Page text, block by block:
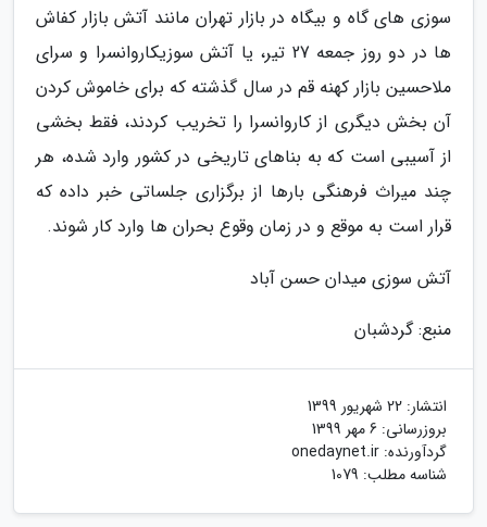
سوزی های گاه و بیگاه در بازار تهران مانند آتش بازار کفاش
ها در دو روز جمعه 27 تیر، یا آتش سوزیکاروانسرا و سرای
ملاحسین بازار کهنه قم در سال گذشته که برای خاموش کردن
آن بخش دیگری از کاروانسرا را تخریب کردند، فقط بخشی
از آسیبی است که به بناهای تاریخی در کشور وارد شده، هر
چند میراث فرهنگی بارها از برگزاری جلساتی خبر داده که
قرار است به موقع و در زمان وقوع بحران ها وارد کار شوند.
آتش سوزی میدان حسن آباد
منبع: گردشبان
انتشار: 22 شهریور 1399
بروزرسانی: 6 مهر 1399
گردآورنده: onedaynet.ir
شناسه مطلب: 1079